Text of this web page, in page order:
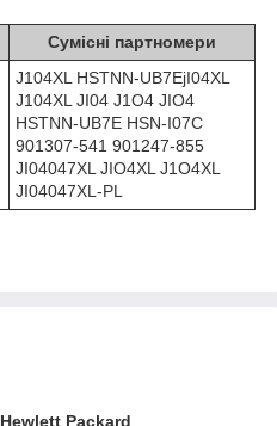
Сумісні партномери
J104XL HSTNN-UB7EjI04XL
J104XL JI04 J1O4 JIO4
HSTNN-UB7E HSN-I07C
901307-541 901247-855
JI04047XL JIO4XL J1O4XL
JI04047XL-PL
Hewlett Packard